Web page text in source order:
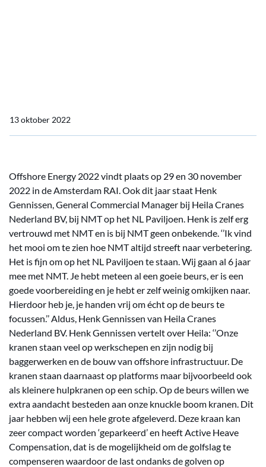
13 oktober 2022
Offshore Energy 2022 vindt plaats op 29 en 30 november
2022 in de Amsterdam RAI. Ook dit jaar staat Henk
Gennissen, General Commercial Manager bij Heila Cranes
Nederland BV, bij NMT op het NL Paviljoen. Henk is zelf erg
vertrouwd met NMT en is bij NMT geen onbekende. ‘’Ik vind
het mooi om te zien hoe NMT altijd streeft naar verbetering.
Het is fijn om op het NL Paviljoen te staan. Wij gaan al 6 jaar
mee met NMT. Je hebt meteen al een goeie beurs, er is een
goede voorbereiding en je hebt er zelf weinig omkijken naar.
Hierdoor heb je, je handen vrij om écht op de beurs te
focussen.’’ Aldus, Henk Gennissen van Heila Cranes
Nederland BV. Henk Gennissen vertelt over Heila: ‘’Onze
kranen staan veel op werkschepen en zijn nodig bij
baggerwerken en de bouw van offshore infrastructuur. De
kranen staan daarnaast op platforms maar bijvoorbeeld ook
als kleinere hulpkranen op een schip. Op de beurs willen we
extra aandacht besteden aan onze knuckle boom kranen. Dit
jaar hebben wij een hele grote afgeleverd. Deze kraan kan
zeer compact worden ‘geparkeerd’ en heeft Active Heave
Compensation, dat is de mogelijkheid om de golfslag te
compenseren waardoor de last ondanks de golven op